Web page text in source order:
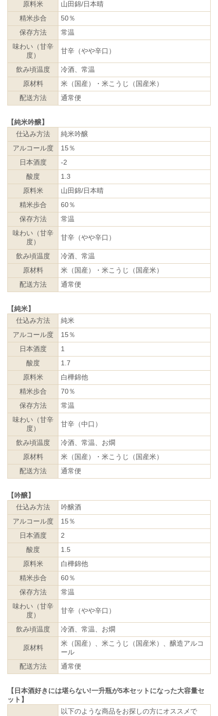
原料米
山田錦/日本晴
精米歩合
50％
保存方法
常温
味わい（甘辛
度）
甘辛（やや辛口）
飲み頃温度
冷酒、常温
原材料
米（国産）・米こうじ（国産米）
配送方法
通常便
【純米吟醸】
仕込み方法
純米吟醸
アルコール度
15％
日本酒度
-2
酸度
1.3
原料米
山田錦/日本晴
精米歩合
60％
保存方法
常温
味わい（甘辛
度）
甘辛（やや辛口）
飲み頃温度
冷酒、常温
原材料
米（国産）・米こうじ（国産米）
配送方法
通常便
【純米】
仕込み方法
純米
アルコール度
15％
日本酒度
1
酸度
1.7
原料米
白樺錦他
精米歩合
70％
保存方法
常温
味わい（甘辛
度）
甘辛（中口）
飲み頃温度
冷酒、常温、お燗
原材料
米（国産）・米こうじ（国産米）
配送方法
通常便
【吟醸】
仕込み方法
吟醸酒
アルコール度
15％
日本酒度
2
酸度
1.5
原料米
白樺錦他
精米歩合
60％
保存方法
常温
味わい（甘辛
度）
甘辛（やや辛口）
飲み頃温度 冷酒、常温、お燗
原材料
米（国産）、米こうじ（国産米）、醸造アルコ
ール
配送方法
通常便
【日本酒好きには堪らない!一升瓶が5本セットになった大容量セ
ット】
以下のような商品をお探しの方にオススメで